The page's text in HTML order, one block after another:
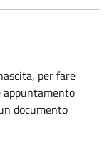
per fare
appuntamento
documento